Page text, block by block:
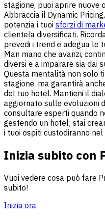
stagione, puoi aprire nuove
Abbraccia il Dynamic
potenzia i tuoi sforzi di
clientela diversificati.
prevedi i trend e adegua le
Man mano che avanzi,
diversi e a imparare sia dai
Questa mentalità non solo
stagione, ma garantirà
del tuo hotel. Mantieni il
aggiornato sulle evoluzioni
consultare esperti quando
gestendo un hotel; stai
i tuoi ospiti custodiranno
Inizia subito con
Vuoi vedere cosa può fare
subito!
Inizia ora